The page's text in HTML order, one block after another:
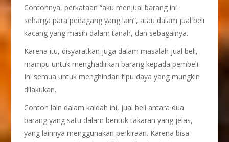
Contohnya, perkataan “aku menjual barang ini
seharga para pedagang yang lain”, atau dalam jual beli
kacang yang masih dalam tanah, dan sebagainya.
Karena itu, disyaratkan juga dalam masalah jual beli,
mampu untuk menghadirkan barang kepada pembeli.
Ini semua untuk menghindari tipu daya yang mungkin
dilakukan.
Contoh lain dalam kaidah ini, jual beli antara dua
barang yang satu dalam bentuk takaran yang jelas,
yang lainnya menggunakan perkiraan. Karena bisa